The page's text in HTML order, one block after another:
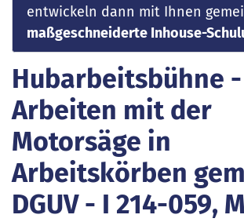
entwickeln dann mit Ihnen
maßgeschneiderte Inhouse-
Hubarbeitsbühne -
Arbeiten mit der
Motorsäge in
Arbeitskörben
DGUV - I 214-059,